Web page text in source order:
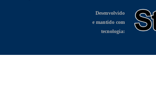
Desenvolvido
e mantido com
tecnologia: